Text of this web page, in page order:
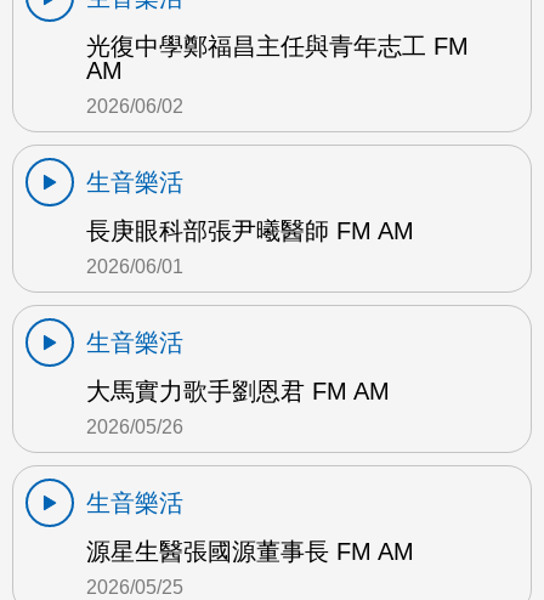
光復中學鄭福昌主任與青年志工 FM
AM
2026/06/02
生音樂活
長庚眼科部張尹曦醫師 FM AM
2026/06/01
生音樂活
大馬實力歌手劉恩君 FM AM
2026/05/26
生音樂活
源星生醫張國源董事長 FM AM
2026/05/25